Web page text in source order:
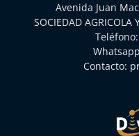
Avenida Juan
SOCIEDAD AGRICOLA
Teléfono:
Contacto: